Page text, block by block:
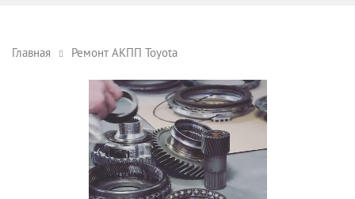
Главная Ремонт АКПП Toyota